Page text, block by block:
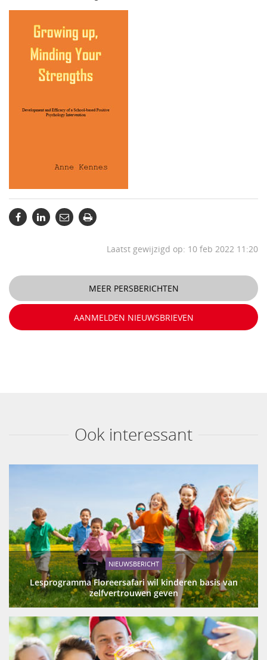
Laatst gewijzigd op: 10 feb 2022 11:20
MEER PERSBERICHTEN
AANMELDEN NIEUWSBRIEVEN
Ook interessant
NIEUWSBERICHT
Lesprogramma Floreersafari wil kinderen basis van
zelfvertrouwen geven